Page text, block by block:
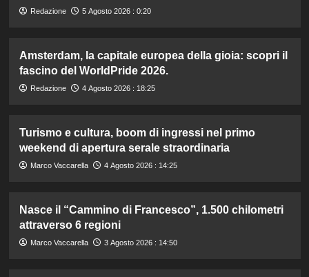
Redazione 5 Agosto 2026 : 0:20
Amsterdam, la capitale europea della gioia: scopri il
fascino del WorldPride 2026.
Redazione 4 Agosto 2026 : 18:25
Turismo e cultura, boom di ingressi nel primo
weekend di apertura serale straordinaria
Marco Vaccarella 4 Agosto 2026 : 14:25
Nasce il “Cammino di Francesco”, 1.500 chilometri
attraverso 6 regioni
Marco Vaccarella 3 Agosto 2026 : 14:50